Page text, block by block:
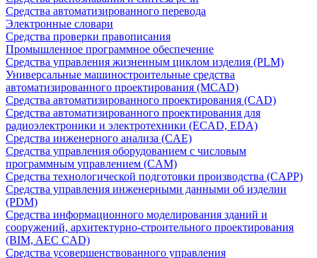
Средства автоматизированного перевода
Электронные словари
Средства проверки правописания
Промышленное программное обеспечение
Средства управления жизненным циклом изделия (PLM)
Универсальные машиностроительные средства
автоматизированного проектирования (MCAD)
Средства автоматизированного проектирования (CAD)
Средства автоматизированного проектирования для
радиоэлектроники и электротехники (ECAD, EDA)
Средства инженерного анализа (CAE)
Средства управления оборудованием с числовым
программным управлением (CAM)
Средства технологической подготовки производства (CAPP)
Средства управления инженерными данными об изделии
(PDM)
Средства информационного моделирования зданий и
сооружений, архитектурно-строительного проектирования
(BIM, AEC CAD)
Средства усовершенствованного управления